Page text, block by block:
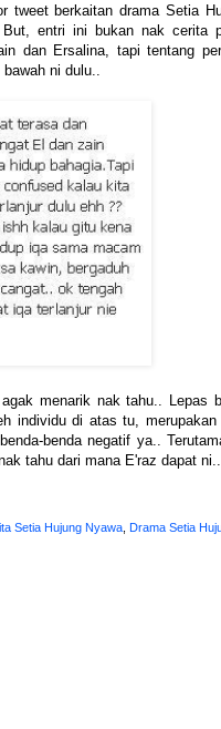
tweet berkaitan drama Setia
entri ini bukan nak cerita
dan Ersalina, tapi tentang
ni dulu..
, agak menarik nak tahu.. Lepas
individu di atas tu, merupakan
benda negatif ya..
tahu dari mana E'raz dapat ni..
Setia Hujung Nyawa, Drama Setia